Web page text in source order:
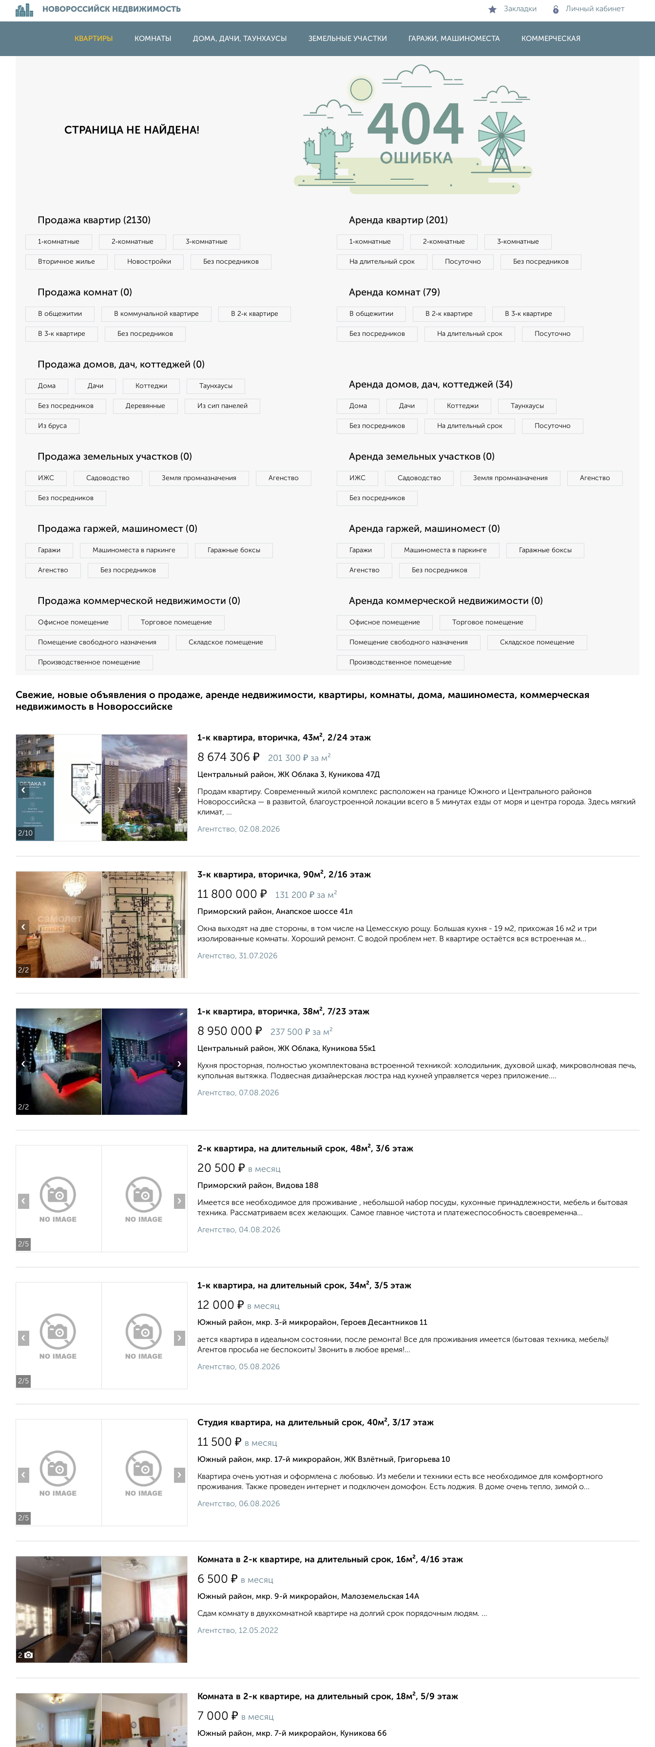
НОВОРОССИЙСК НЕДВИЖИМОСТЬ Закладки Личный кабинет
КВАРТИРЫ КОМНАТЫ ДОМА, ДАЧИ, ТАУНХАУСЫ ЗЕМЕЛЬНЫЕ УЧАСТКИ ГАРАЖИ, МАШИНОМЕСТА КОММЕРЧЕСКАЯ
СТРАНИЦА НЕ НАЙДЕНА!
Продажа квартир (2130)
1‑комнатные 2‑комнатные 3‑комнатные
Вторичное жилье Новостройки Без посредников
Аренда квартир (201)
1‑комнатные 2‑комнатные 3‑комнатные
На длительный срок Посуточно Без посредников
Продажа комнат (0)
В общежитии В коммунальной квартире В 2‑к квартире
В 3‑к квартире Без посредников
Аренда комнат (79)
В общежитии В 2‑к квартире В 3‑к квартире
Без посредников На длительный срок Посуточно
Продажа домов, дач, коттеджей (0)
Дома Дачи Коттеджи Таунхаусы
Без посредников Деревянные Из сип панелей
Из бруса
Аренда домов, дач, коттеджей (34)
Дома Дачи Коттеджи Таунхаусы
Без посредников На длительный срок Посуточно
Продажа земельных участков (0)
ИЖС Садоводство Земля промназначения Агенство
Без посредников
Аренда земельных участков (0)
ИЖС Садоводство Земля промназначения Агенство
Без посредников
Продажа гаржей, машиномест (0)
Гаражи Машиноместа в паркинге Гаражные боксы
Агенство Без посредников
Аренда гаржей, машиномест (0)
Гаражи Машиноместа в паркинге Гаражные боксы
Агенство Без посредников
Продажа коммерческой недвижимости (0)
Офисное помещение Торговое помещение
Помещение свободного назначения Складское помещение
Производственное помещение
Аренда коммерческой недвижимости (0)
Офисное помещение Торговое помещение
Помещение свободного назначения Складское помещение
Производственное помещение
Свежие, новые объявления о продаже, аренде недвижимости, квартиры, комнаты, дома, машиноместа, коммерческая
недвижимость в Новороссийске
2/10
‹ ›
1-к квартира, вторичка, 43м², 2/24 этаж
8 674 306 ₽ 201 300 ₽ за м²
Центральный район, ЖК Облака 3, Куникова 47Д
Продам квартиру. Современный жилой комплекс расположен на границе Южного и Центрального районов
Новороссийска — в развитой, благоустроенной локации всего в 5 минутах езды от моря и центра города. Здесь мягкий
климат, ...
Агентство, 02.08.2026
2/2
‹ ›
3-к квартира, вторичка, 90м², 2/16 этаж
11 800 000 ₽ 131 200 ₽ за м²
Приморский район, Анапское шоссе 41л
Окна выходят на две стороны, в том числе на Цемесскую рощу. Большая кухня - 19 м2, прихожая 16 м2 и три
изолированные комнаты. Хороший ремонт. С водой проблем нет. В квapтирe oстaётся вcя встpoенная м...
Агентство, 31.07.2026
2/2
‹ ›
1-к квартира, вторичка, 38м², 7/23 этаж
8 950 000 ₽ 237 500 ₽ за м²
Центральный район, ЖК Облака, Куникова 55к1
Кухня просторная, полностью укомплектована встроенной техникой: холодильник, духовой шкаф, микроволновая печь,
купольная вытяжка. Подвесная дизайнерская люстра над кухней управляется через приложение....
Агентство, 07.08.2026
2/5
‹ ›
2-к квартира, на длительный срок, 48м², 3/6 этаж
20 500 ₽ в месяц
Приморский район, Видова 188
Имеется все необходимое для проживание , небольшой набор посуды, кухонные принадлежности, мебель и бытовая
техника. Рассматриваем всех желающих. Самое главное чистота и платежеспособность своевременна...
Агентство, 04.08.2026
2/5
‹ ›
1-к квартира, на длительный срок, 34м², 3/5 этаж
12 000 ₽ в месяц
Южный район, мкр. 3-й микрорайон, Героев Десантников 11
ается квартира в идеальном состоянии, после ремонта! Все для проживания имеется (бытовая техника, мебель)!
Агентов просьба не беспокоить! Звонить в любое время!...
Агентство, 05.08.2026
2/5
‹ ›
Студия квартира, на длительный срок, 40м², 3/17 этаж
11 500 ₽ в месяц
Южный район, мкр. 17-й микрорайон, ЖК Взлётный, Григорьева 10
Квартира очень уютная и оформлена с любовью. Из мебели и техники есть все необходимое для комфортного
проживания. Также проведен интернет и подключен домофон. Есть лоджия. В доме очень тепло, зимой о...
Агентство, 06.08.2026
2
Комната в 2-к квартире, на длительный срок, 16м², 4/16 этаж
6 500 ₽ в месяц
Южный район, мкр. 9-й микрорайон, Малоземельская 14А
Сдам комнату в двухкомнатной квартире на долгий срок порядочным людям. ...
Агентство, 12.05.2022
Комната в 2-к квартире, на длительный срок, 18м², 5/9 этаж
7 000 ₽ в месяц
Южный район, мкр. 7-й микрорайон, Куникова 66